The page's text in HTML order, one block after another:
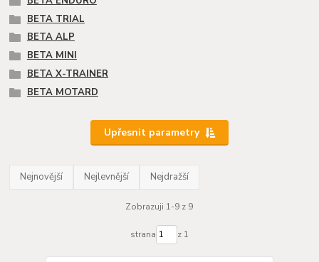
BETA TRIAL
BETA ALP
BETA MINI
BETA X-TRAINER
BETA MOTARD
Upřesnit parametry
Nejnovější Nejlevnější Nejdražší
Zobrazuji 1-9 z 9
strana z 1